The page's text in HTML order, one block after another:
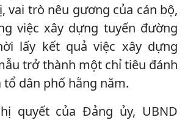
vai trò nêu gương của cán bộ,
việc xây dựng tuyến đường
lấy kết quả việc xây dựng
trở thành một chỉ tiêu đánh
tổ dân phố hằng năm.
quyết của Đảng ủy, UBND